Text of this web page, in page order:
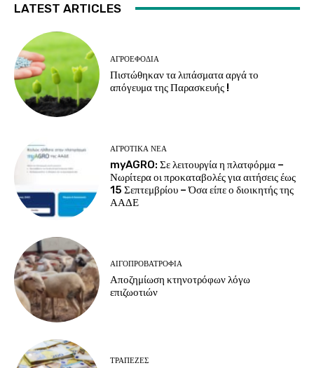
LATEST ARTICLES
ΑΓΡΟΕΦΌΔΙΑ
Πιστώθηκαν τα λιπάσματα αργά το
απόγευμα της Παρασκευής !
ΑΓΡΟΤΙΚΆ ΝΈΑ
myAGRO: Σε λειτουργία η πλατφόρμα –
Νωρίτερα οι προκαταβολές για αιτήσεις έως
15 Σεπτεμβρίου – Όσα είπε ο διοικητής της
ΑΑΔΕ
ΑΙΓΟΠΡΟΒΑΤΡΟΦΊΑ
Αποζημίωση κτηνοτρόφων λόγω
επιζωοτιών
ΤΡΆΠΕΖΕΣ